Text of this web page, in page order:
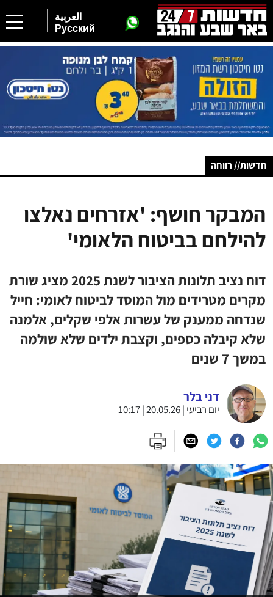
العربية
Русский
חדשות// רווחה
המבקר חושף: 'אזרחים נאלצו
להילחם בביטוח הלאומי'
דוח נציב תלונות הציבור לשנת 2025 מציג שורת
מקרים מטרידים מול המוסד לביטוח לאומי: חייל
שנדחה ממענק של עשרות אלפי שקלים, אלמנה
שלא קיבלה כספים, וקצבת ילדים שלא שולמה
במשך 7 שנים
דני בלר
יום רביעי | 20.05.26 | 10:17